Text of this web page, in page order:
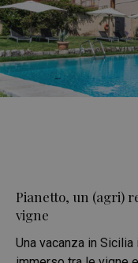
Pianetto, un (agri)
vigne
Una vacanza in